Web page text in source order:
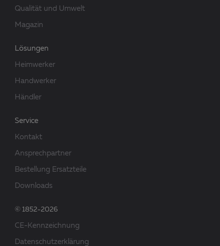
Qualität und Umwelt
Magazin
Lösungen
Heimwerker
Handwerker
Händler
Service
Kontakt
Ansprechpartner
Bestellung Ersatzteile
Downloads
© 1852-2026
CE-Kennzeichnung
Datenschutzerklärung